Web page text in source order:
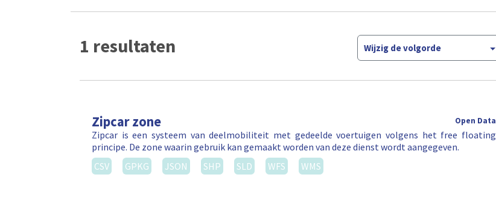
1 resultaten Wijzig de volgorde
Zipcar zone Open Data
Zipcar is een systeem van deelmobiliteit met gedeelde voertuigen volgens het free floating
principe. De zone waarin gebruik kan gemaakt worden van deze dienst wordt aangegeven.
CSV
GPKG JSON SHP SLD WFS WMS